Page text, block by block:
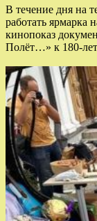
В течение дня на
работать ярмарка
кинопоказ
Полёт…» к 180-